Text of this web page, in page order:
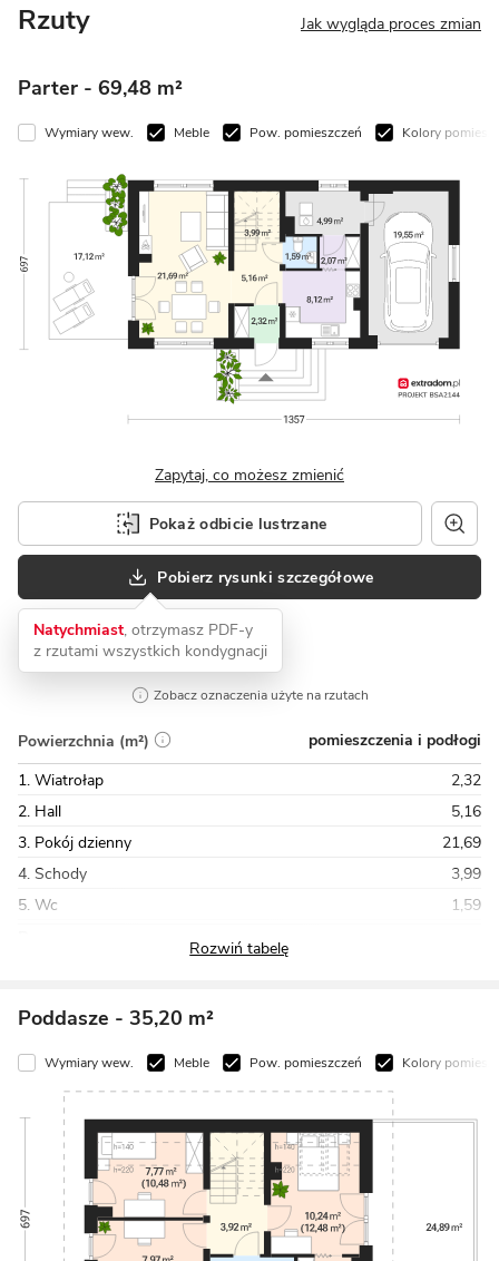
Rzuty Jak wygląda proces zmian
Parter - 69,48 m²
Wymiary wew. Meble Pow. pomieszczeń Kolory
Zapytaj, co możesz zmienić
Pokaż odbicie lustrzane
Pobierz rysunki szczegółowe
Natychmiast, otrzymasz PDF-y
z rzutami wszystkich kondygnacji
Zobacz oznaczenia użyte na rzutach
Powierzchnia (m²)
pomieszczenia i podłogi
1. Wiatrołap
2,32
2. Hall
5,16
3. Pokój dzienny
21,69
4. Schody
3,99
5. Wc
1,59
Poddasze - 35,20 m²
Wymiary wew. Meble Pow. pomieszczeń Kolory